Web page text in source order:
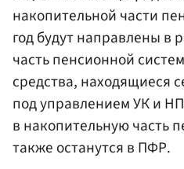
накопительной части
год будут направлены в
часть пенсионной
средства, находящиеся
под управлением УК и
в накопительную часть
также останутся в ПФР.